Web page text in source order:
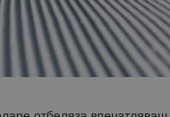
не може да се използва
/
Валиден
до
7 дни
Тази
на